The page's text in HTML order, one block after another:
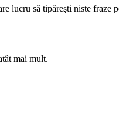
lucru să tipăreşti niste fraze
mai mult.